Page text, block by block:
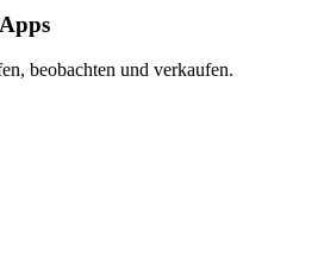
beobachten und verkaufen.